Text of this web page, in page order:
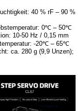
40 % rF – 90 %
0℃ – 50℃
10-50 Hz / 0,15 mm
-20℃ – 65℃
ca. 280 g (9,9 Unzen);